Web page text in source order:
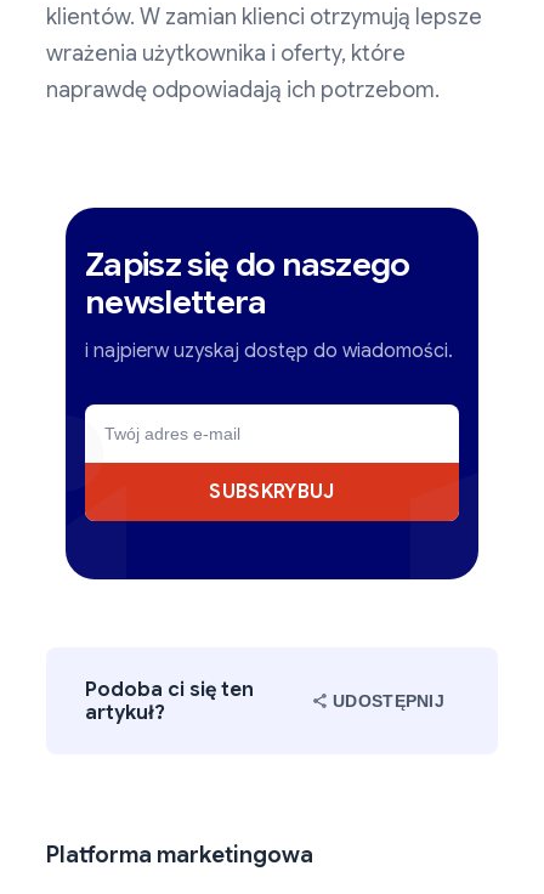
klientów. W zamian klienci otrzymują lepsze
wrażenia użytkownika i oferty, które
naprawdę odpowiadają ich potrzebom.
Zapisz się do naszego
newslettera
i najpierw uzyskaj dostęp do wiadomości.
SUBSKRYBUJ
Podoba ci się ten
artykuł?
UDOSTĘPNIJ
Platforma marketingowa